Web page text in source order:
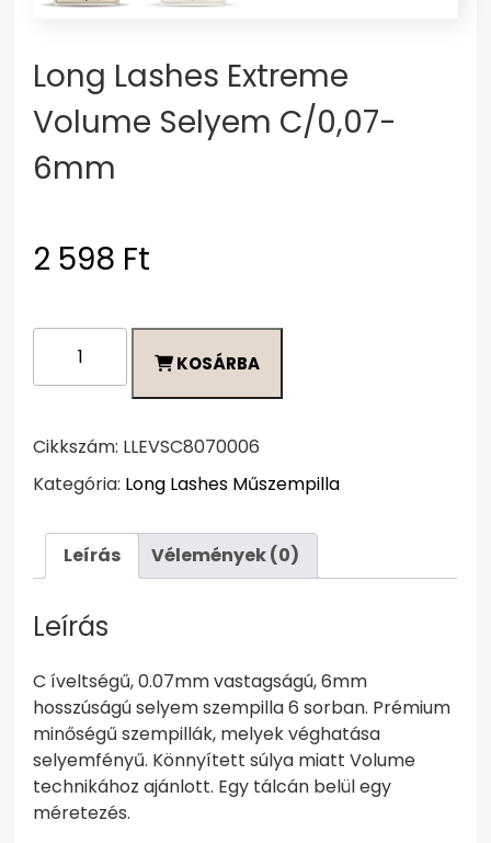
Long Lashes Extreme
Volume Selyem C/0,07-
6mm
2 598 Ft
Lashes
Extreme
Selyem
C/0,07-
6mm
KOSÁRBA
Cikkszám: LLEVSC8070006
Kategória: Long Lashes Műszempilla
Leírás Vélemények (0)
Leírás
C íveltségű, 0.07mm vastagságú, 6mm
hosszúságú selyem szempilla 6 sorban. Prémium
minőségű szempillák, melyek véghatása
selyemfényű. Könnyített súlya miatt Volume
technikához ajánlott. Egy tálcán belül egy
méretezés.